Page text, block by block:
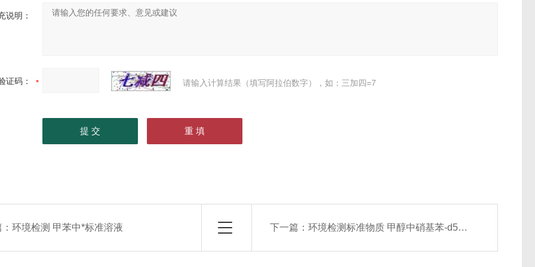
说明：
证码： 请输入计算结果（填写阿拉伯数字），如：三加四=7
：环境检测 甲苯中*标准溶液 下一篇： 环境检测标准物质 甲醇中硝基苯-d5标准溶液